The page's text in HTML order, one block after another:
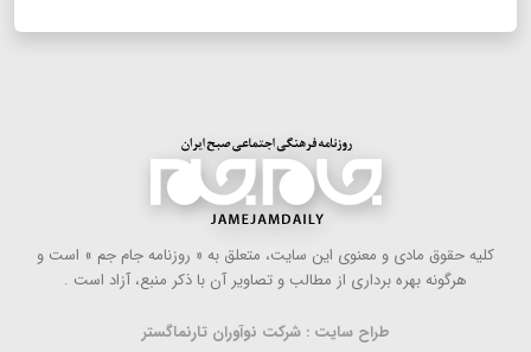
كلیه حقوق مادی و معنوی این سایت، متعلق به « روزنامه جام جم » است و
هرگونه بهره ‌برداری از مطالب و تصاویر آن با ذكر منبع، آزاد است .
طراح سایت : شرکت نوآوران تارنماگستر